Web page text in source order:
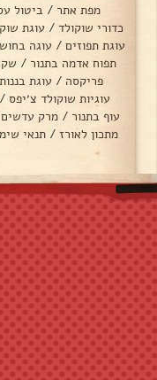
מפת אתר / ביטול
כדורי שוקולד / עוגת
עוגת תפוזים / עוגה
תפוח אדמה בתנור /
פריקסה / עוגת בננות
עוגיות שוקולד צ׳יפס /
עוף בתנור / מרק עדשים
מתכון לאורז / תנאי